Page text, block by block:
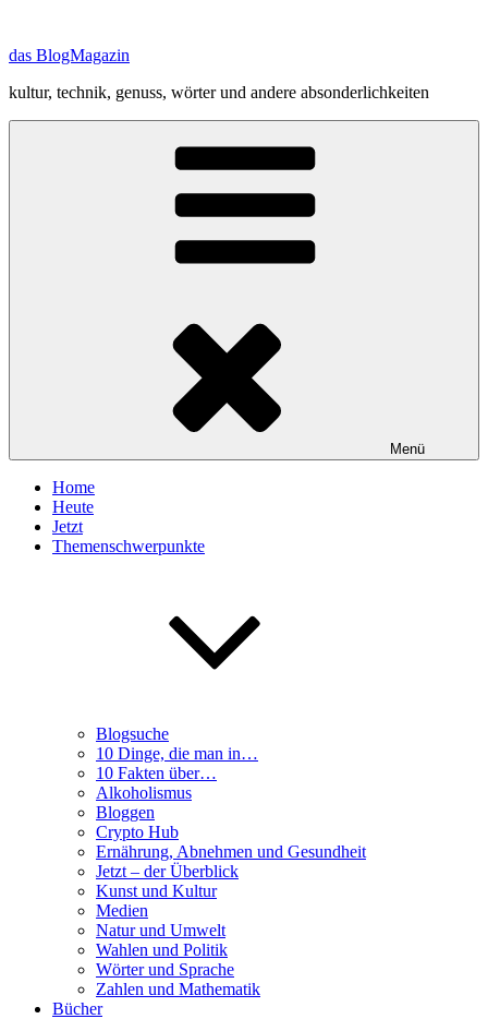
springen
das BlogMagazin
kultur, technik, genuss, wörter und andere absonderlichkeiten
Menü
Home
Heute
Jetzt
Themenschwerpunkte
Blogsuche
10 Dinge, die man in…
10 Fakten über…
Alkoholismus
Bloggen
Crypto Hub
Ernährung, Abnehmen und Gesundheit
Jetzt – der Überblick
Kunst und Kultur
Medien
Natur und Umwelt
Wahlen und Politik
Wörter und Sprache
Zahlen und Mathematik
Bücher